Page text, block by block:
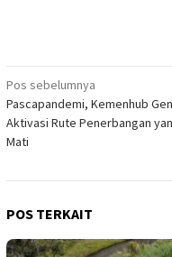
Navigasi
pos
Pos sebelumnya
Pascapandemi, Kemenhub
Aktivasi Rute Penerbangan
Mati
POS TERKAIT